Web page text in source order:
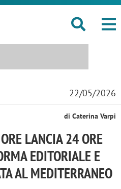
22/05/2026
di Caterina Varpi
LANCIA 24 ORE
EDITORIALE E
AL MEDITERRANEO